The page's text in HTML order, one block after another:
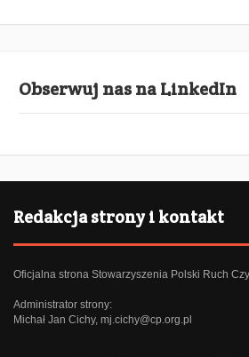
Obserwuj nas na LinkedIn
Redakcja strony i kontakt
Oficjalna strona Stowarzyszenia Polski Ruch
Administrator strony:
Michał Jan Cichy, mj.cichy@cp.org.pl